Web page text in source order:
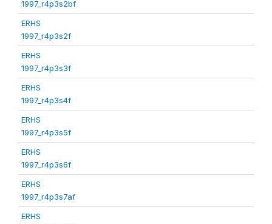
1997_r4p3s2bf
ERHS
1997_r4p3s2f
ERHS
1997_r4p3s3f
ERHS
1997_r4p3s4f
ERHS
1997_r4p3s5f
ERHS
1997_r4p3s6f
ERHS
1997_r4p3s7af
ERHS